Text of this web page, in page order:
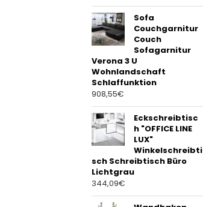
Sofa
Couchgarnitur
Couch
Sofagarnitur
Verona 3 U
Wohnlandschaft
Schlaffunktion
908,55€
Eckschreibtisc
h "OFFICE LINE
LUX"
Winkelschreibti
sch Schreibtisch Büro
Lichtgrau
344,09€